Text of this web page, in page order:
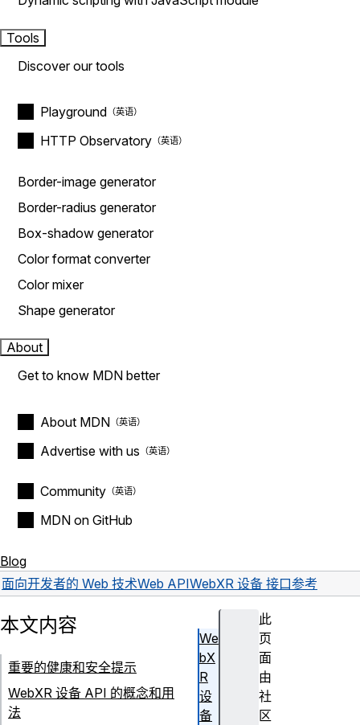
Tools
Discover our tools
Playground
HTTP Observatory
Border-image generator
Border-radius generator
Box-shadow generator
Color format converter
Color mixer
Shape generator
About
Get to know MDN better
About MDN
Advertise with us
Community
MDN on GitHub
Blog
面向开发者的 Web 技术Web APIWebXR 设备 接口参考
此
页
面
由
社
区
本文内容
重要的健康和安全提示
WebXR 设备 API 的概念和用
法
We
bX
R
设
备